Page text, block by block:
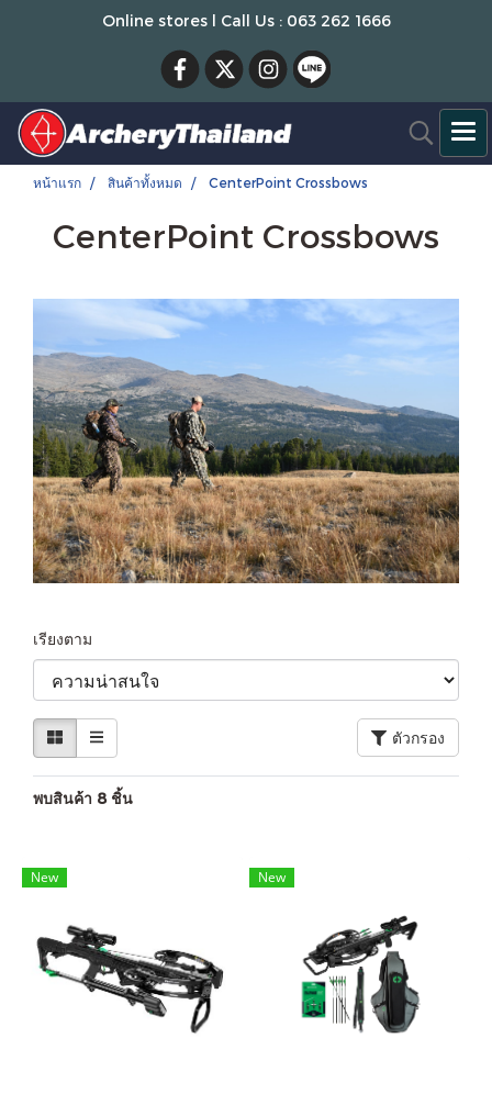
Online stores l Call Us : 063 262 1666
หน้าแรก สินค้าทั้งหมด CenterPoint Crossbows
CenterPoint Crossbows
เรียงตาม
ตัวกรอง
พบสินค้า 8 ชิ้น
New New